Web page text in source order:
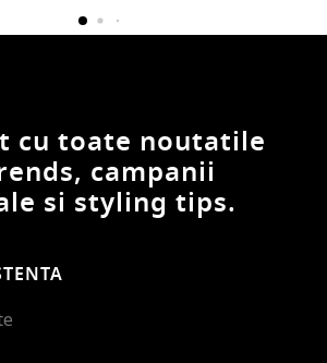
cu toate noutatile
campanii
si styling tips.